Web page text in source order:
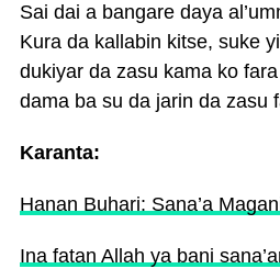
Sai dai a bangare daya
Kura da kallabin kitse, suke
dukiyar da zasu kama ko
dama ba su da jarin da zasu
Karanta:
Hanan Buhari: Sana’a
Ina fatan Allah ya bani